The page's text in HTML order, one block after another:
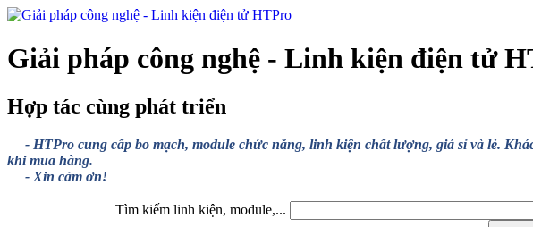
Giải pháp công nghệ - Linh kiện điện tử
Hợp tác cùng phát triển
- HTPro cung cấp bo mạch, module chức năng, linh kiện chất lượng, giá sỉ và lẻ.
khi mua hàng.
- Xin cảm ơn!
Tìm kiếm linh kiện, module,...